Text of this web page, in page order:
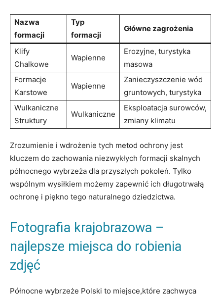
Nazwa
formacji
Typ
formacji
Główne zagrożenia
Klify
Chalkowe
Wapienne
Erozyjne, turystyka
masowa
Formacje
Karstowe
Wapienne
Zanieczyszczenie wód
gruntowych, turystyka
Wulkaniczne
Struktury
Wulkaniczne
Eksploatacja surowców,
zmiany klimatu
Zrozumienie i wdrożenie tych metod ochrony jest
kluczem do zachowania niezwykłych formacji skalnych
północnego wybrzeża dla przyszłych pokoleń. Tylko
wspólnym wysiłkiem możemy zapewnić ich długotrwałą
ochronę i piękno tego naturalnego dziedzictwa.
Fotografia krajobrazowa –
najlepsze miejsca do robienia
zdjęć
Północne wybrzeże Polski to miejsce,które zachwyca